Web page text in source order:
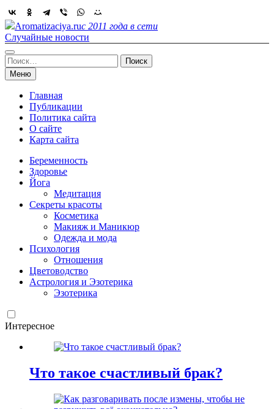
Skip
to
content
Aromatizaciya.ruс 2011 года в сети
Случайные новости
Найти:
Меню
Главная
Публикации
Политика сайта
О сайте
Карта сайта
Беременность
Здоровье
Йога
Медитация
Секреты красоты
Косметика
Макияж и Маникюр
Одежда и мода
Психология
Отношения
Цветоводство
Астрология и Эзотерика
Эзотерика
Интересное
Что такое счастливый брак?